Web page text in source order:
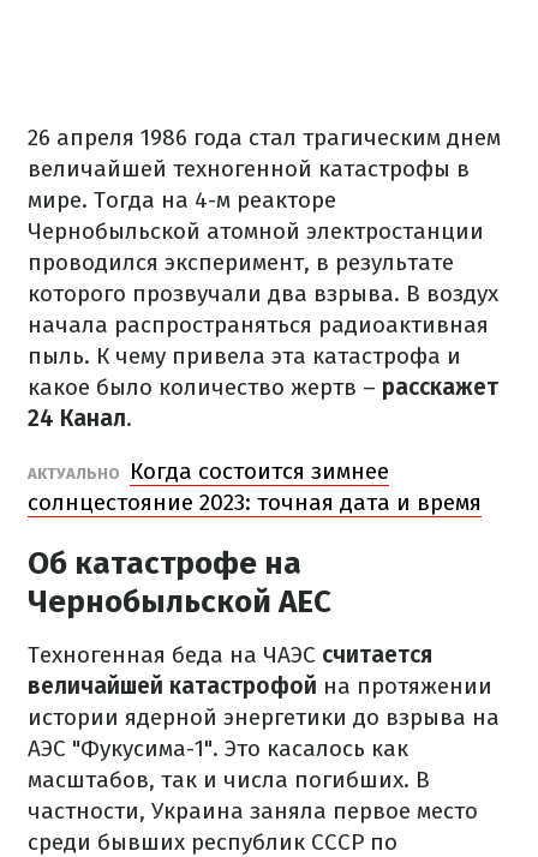
26 апреля 1986 года стал трагическим днем
величайшей техногенной катастрофы в
мире. Тогда на 4-м реакторе
Чернобыльской атомной электростанции
проводился эксперимент, в результате
которого прозвучали два взрыва. В воздух
начала распространяться радиоактивная
пыль. К чему привела эта катастрофа и
какое было количество жертв – расскажет
24 Канал.
АКТУАЛЬНО
Когда состоится зимнее
солнцестояние 2023: точная дата и время
Об катастрофе на
Чернобыльской АЕС
Техногенная беда на ЧАЭС считается
величайшей катастрофой на протяжении
истории ядерной энергетики до взрыва на
АЭС "Фукусима-1". Это касалось как
масштабов, так и числа погибших. В
частности, Украина заняла первое место
среди бывших республик СССР по